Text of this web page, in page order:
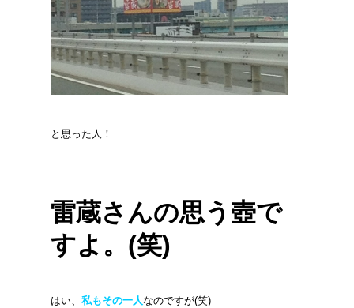
と思った人！
雷蔵さんの思う壺で
すよ。(笑)
はい、 私もその一人なのですが(笑)